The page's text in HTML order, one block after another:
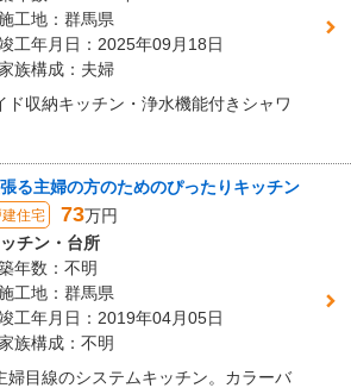
工地：群馬県
工年月日：2025年09月18日
族構成：夫婦
ド収納キッチン・浄水機能付きシャワ
る主婦の方のためのぴったりキッチン
建住宅 73万円
チン・台所
年数：不明
工地：群馬県
工年月日：2019年04月05日
族構成：不明
婦目線のシステムキッチン。カラーバ